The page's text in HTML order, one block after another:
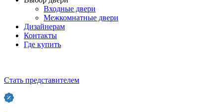
Входные двери
Межкомнатные двери
Дизайнерам
Контакты
Где купить
Стать представителем